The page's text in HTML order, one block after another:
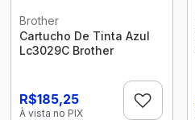
Brother
Cartucho De Tinta Azul
Lc3029C Brother
R$185,25
À vista no PIX